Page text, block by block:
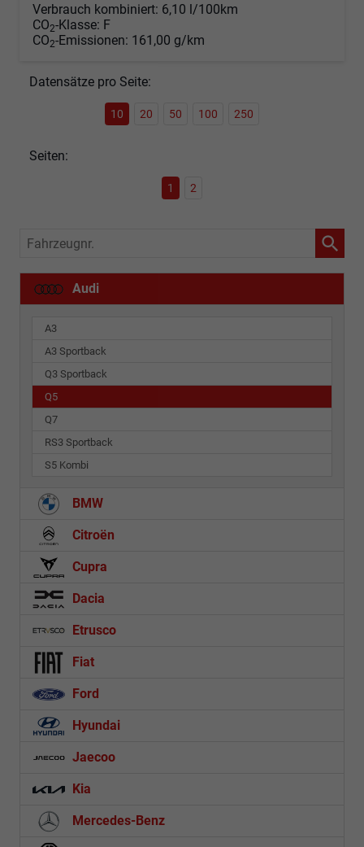
Verbrauch kombiniert: 6,10 l/100km
CO2-Klasse: F
CO2-Emissionen: 161,00 g/km
Datensätze pro Seite:
10 20 50 100 250
Seiten:
1 2
Fahrzeugnr.
Audi
A3
A3 Sportback
Q3 Sportback
Q5
Q7
RS3 Sportback
S5 Kombi
BMW
Citroën
Cupra
Dacia
Etrusco
Fiat
Ford
Hyundai
Jaecoo
Kia
Mercedes-Benz